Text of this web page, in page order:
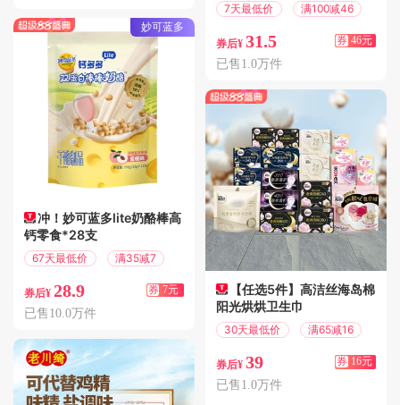
妙可蓝多
冲！妙可蓝多lite奶酪棒高
钙零食*28支
67天最低价 满35减7
券后¥ 28.9 券 7元
已售10.0万件
7天最低价 满100减46
券后¥ 31.5 券 46元
已售1.0万件
【任选5件】高洁丝海岛棉
阳光烘烘卫生巾
30天最低价 满65减16
券后¥ 39 券 16元
已售1.0万件